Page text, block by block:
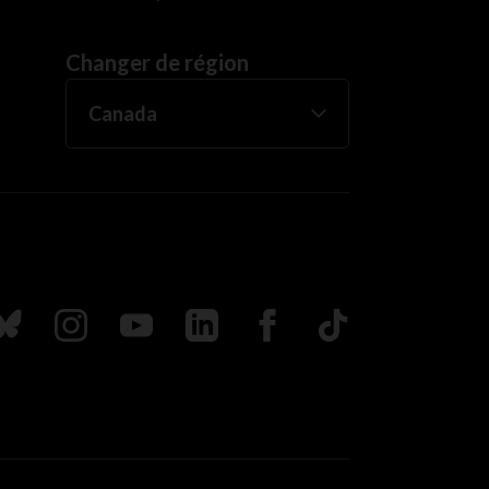
Changer de région
nous sur Bluesky
Suivez nous sur Instagram
Suivez nous sur Youtube
Suivez nous sur LinkedIn
Suivez nous sur
TikTok